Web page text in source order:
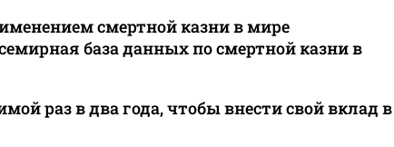
смертной казни в мире
база данных по смертной казни в
раз в два года, чтобы внести свой вклад в